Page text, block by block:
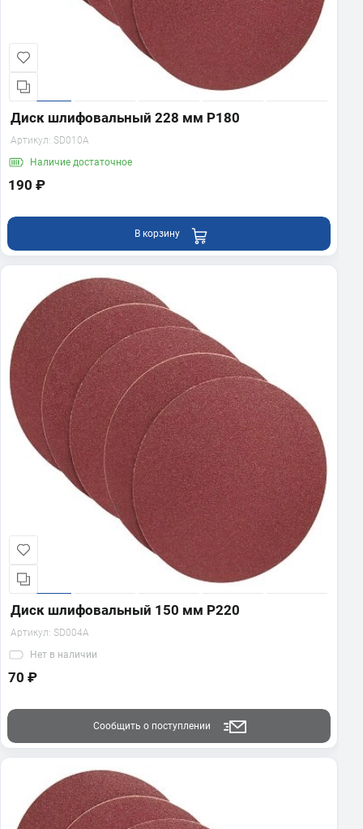
Диск шлифовальный 228 мм Р180
Артикул: SD010A
Наличие достаточное
190 ₽
В корзину
Диск шлифовальный 150 мм Р220
Артикул: SD004A
Нет в наличии
70 ₽
Сообщить о поступлении